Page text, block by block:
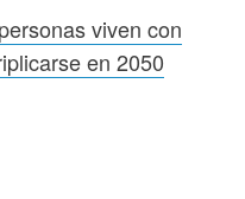
viven con
en 2050